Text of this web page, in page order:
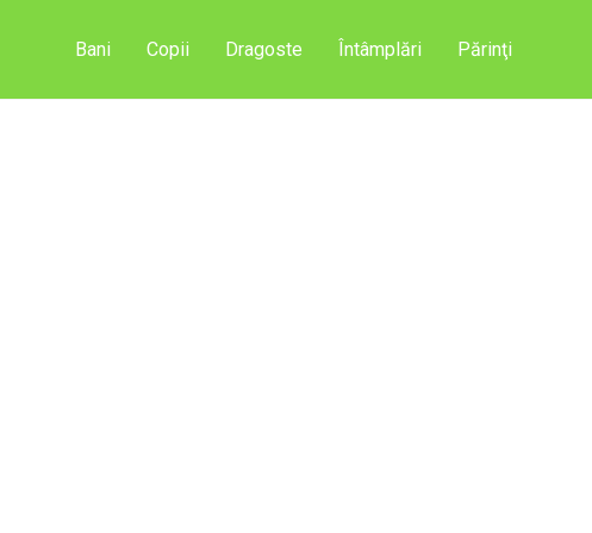
Bani Copii Dragoste Întâmplări Părinţi